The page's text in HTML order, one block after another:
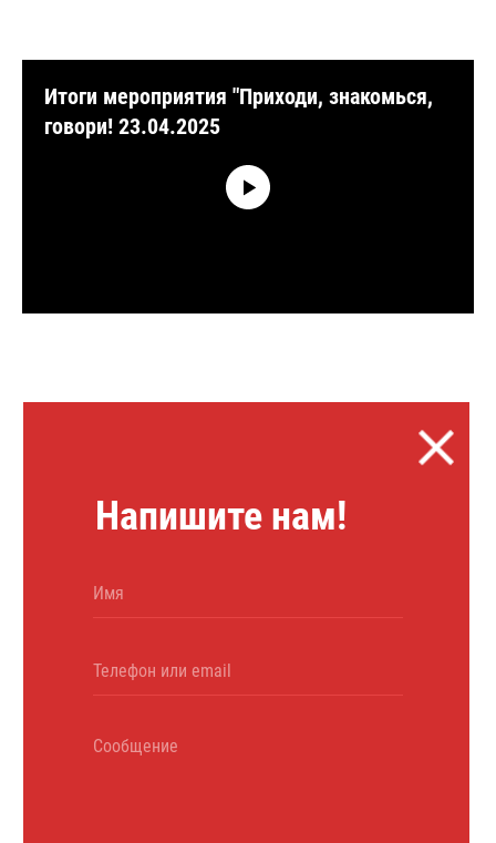
Итоги мероприятия "Приходи, знакомься,
говори! 23.04.2025
Напишите нам!